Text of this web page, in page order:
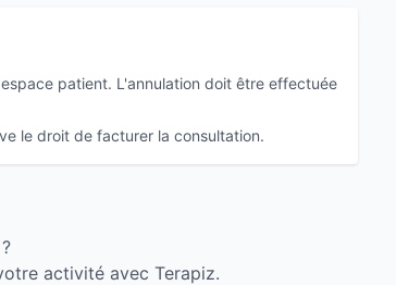
patient. L'annulation doit être effectuée
le droit de facturer la consultation.
activité avec Terapiz.